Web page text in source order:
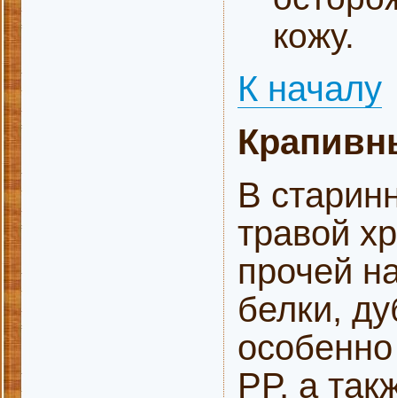
кожу.
К началу
В
травой
прочей
белки,
РР, а